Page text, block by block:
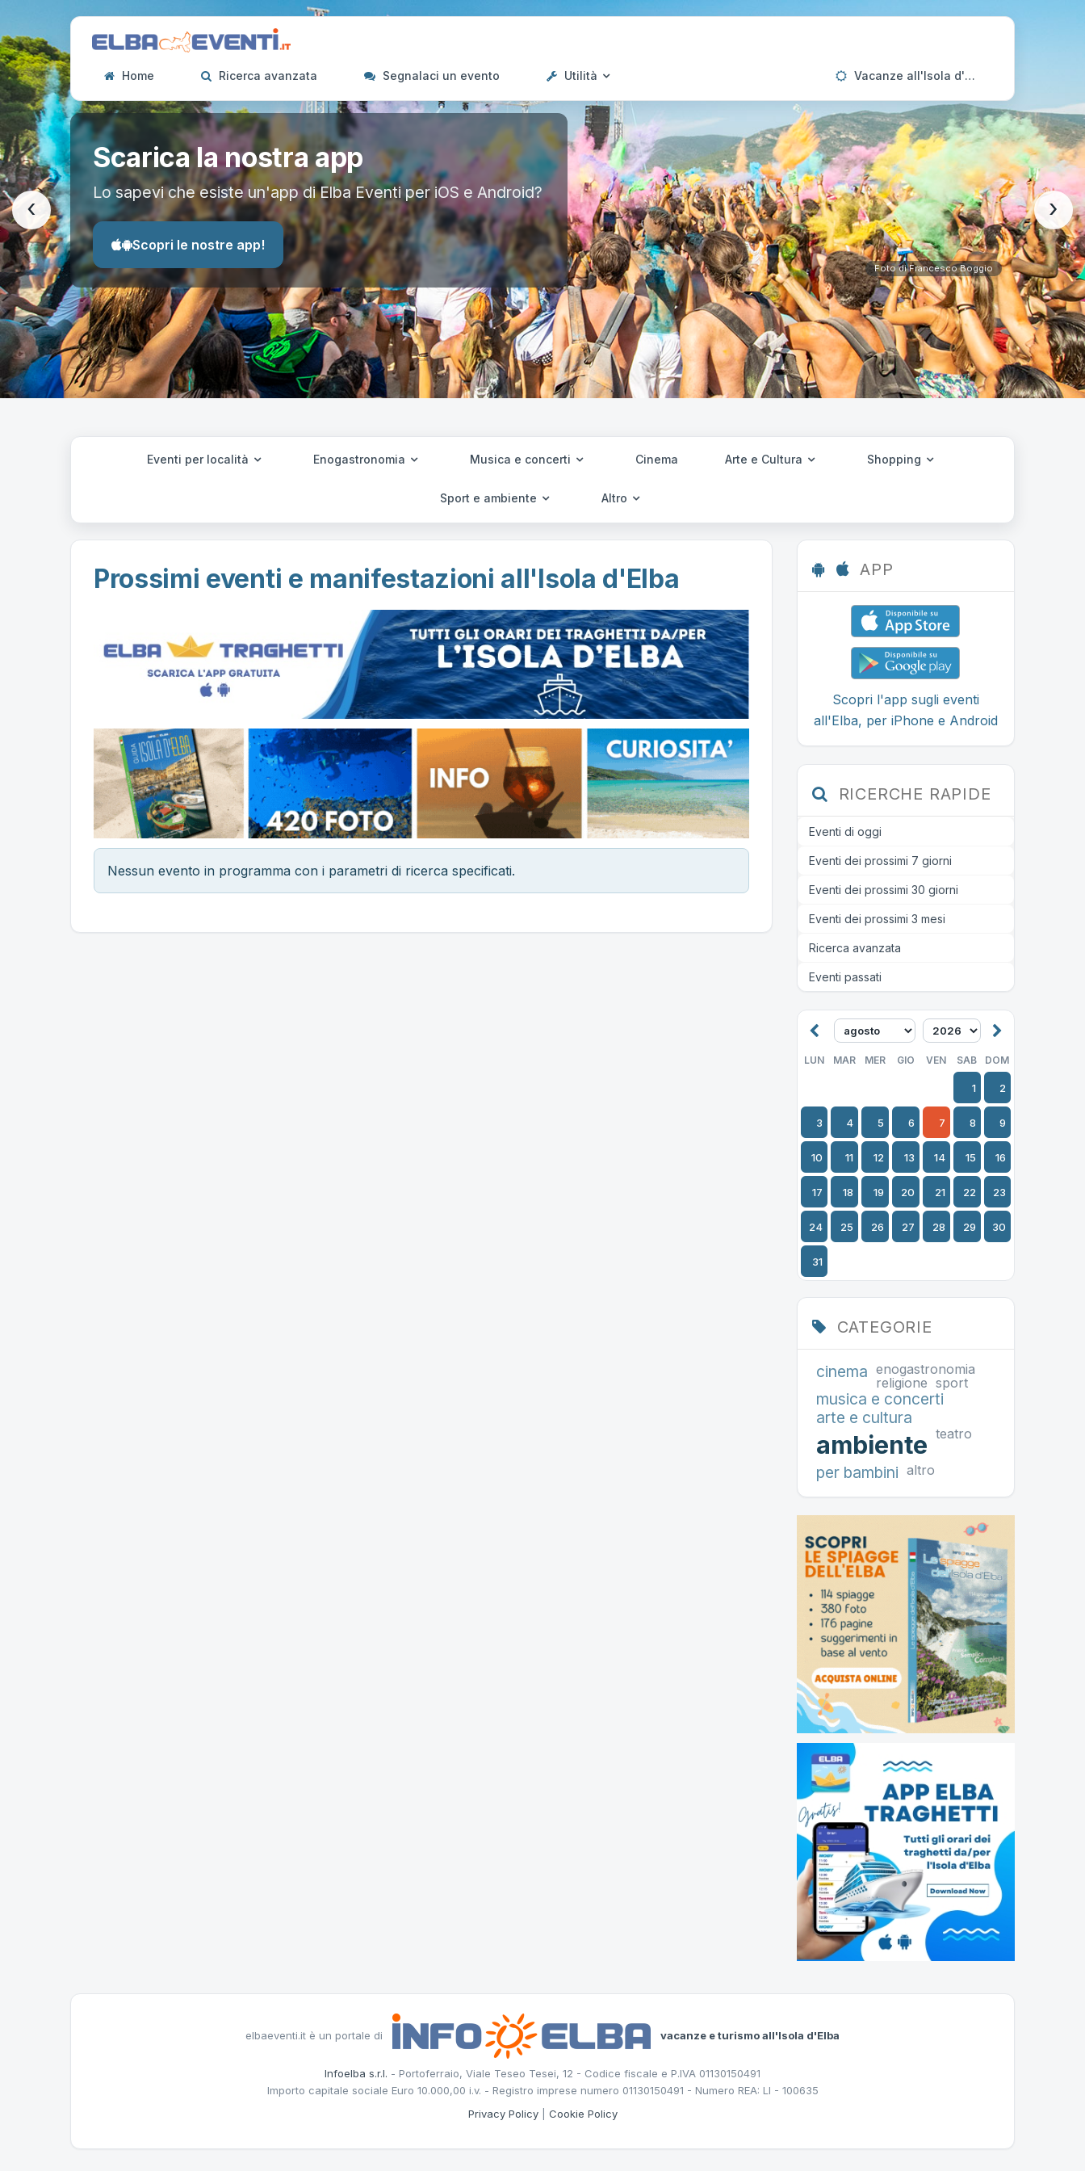
Home Ricerca avanzata Segnalaci un evento Utilità Vacanze all'Isola d'Elba
Scarica la nostra app
Lo sapevi che esiste un'app di Elba Eventi per iOS e Android?
Scopri le nostre app!
Foto di Francesco Boggio
‹ ›
Eventi per località Enogastronomia Musica e concerti Cinema Arte e Cultura Shopping
Sport e ambiente Altro
Prossimi eventi e manifestazioni all'Isola d'Elba
Nessun evento in programma con i parametri di ricerca specificati.
APP
Scopri l'app sugli eventi
all'Elba, per iPhone e Android
RICERCHE RAPIDE
Eventi di oggi
Eventi dei prossimi 7 giorni
Eventi dei prossimi 30 giorni
Eventi dei prossimi 3 mesi
Ricerca avanzata
Eventi passati
LUN MAR MER GIO VEN SAB DOM
1 2
3 4 5 6 7 8 9
10 11 12 13 14 15 16
17 18 19 20 21 22 23
24 25 26 27 28 29 30
31
CATEGORIE
cinema enogastronomia
religione sport
musica e concerti
arte e cultura
ambiente teatro
per bambini altro
elbaeventi.it è un portale di vacanze e turismo all'Isola d'Elba
Infoelba s.r.l. - Portoferraio, Viale Teseo Tesei, 12 - Codice fiscale e P.IVA 01130150491
Importo capitale sociale Euro 10.000,00 i.v. - Registro imprese numero 01130150491 - Numero REA: LI - 100635
Privacy Policy| Cookie Policy